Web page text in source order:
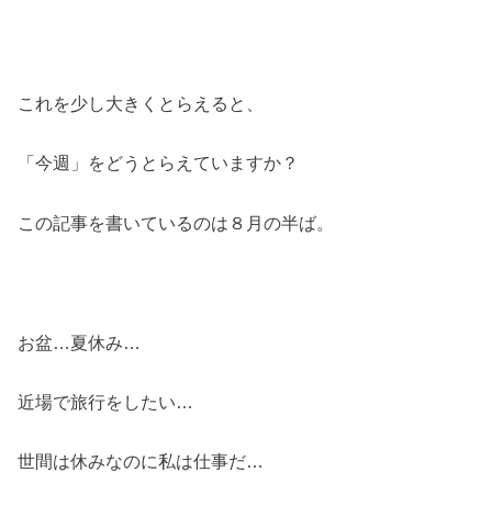
これを少し大きくとらえると、
「今週」をどうとらえていますか？
この記事を書いているのは８月の半ば。
お盆…夏休み…
近場で旅行をしたい…
世間は休みなのに私は仕事だ…